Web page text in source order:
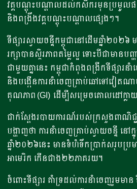
វគ្គបណ្តុះបណ្តាលដល់កសិករមុនប្រមូ
និងពង្រឹងវគ្គបណ្តុះបណ្តាលផ្សេងៗ។
ទីផ្សារស្វាយចន្ទីកម្ពុជានៅដើមឆ្នាំ២០២
រក្សាបានស្ថិរភាពតម្លៃល្អ ទោះបីជាមាន
ជាមួយគ្នានេះ កម្ពុជាកំពុងពង្រីកទីផ្សា
និងបង្កើនការនាំចេញគ្រាប់ឆៅទៅវៀត
គុណភាព (GI) ដើម្បីសម្រេចគោលដៅក្លាយ
ជាក់ស្តែងរបាយការណ៍របស់ក្រសួងពាណិជ្ជ
បង្ហាញថា ការនាំចេញគ្រាប់ស្វាយចន្ទី នៅ
ឆ្នាំ២០២៦នេះ មានទំហំទឹកប្រាក់សរុបប្
អាមេរិក កើនជាង២២ភាគរយ។
ចំពោះទីផ្សារ គាំទ្រដល់ការនាំចេញរួមមា